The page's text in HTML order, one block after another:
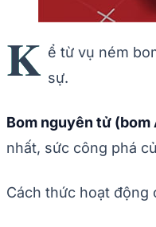
K ể từ vụ ném
sự.
Bom nguyên tử (bom
nhất, sức công phá
Cách thức hoạt động